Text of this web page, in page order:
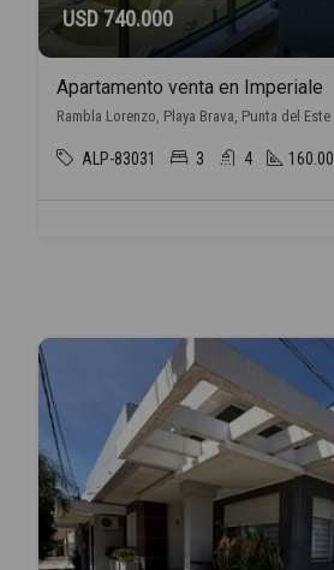
USD 740.000
Apartamento venta en Imperiale
Rambla Lorenzo, Playa Brava, Punta del Este
ALP-83031 3 4 160.00